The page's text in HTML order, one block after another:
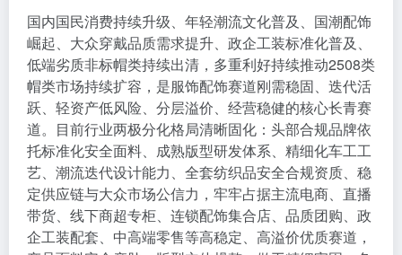
国内国民消费持续升级、年轻潮流文化普及、国潮配饰
崛起、大众穿戴品质需求提升、政企工装标准化普及、
低端劣质非标帽类持续出清，多重利好持续推动2508类
帽类市场持续扩容，是服饰配饰赛道刚需稳固、迭代活
跃、轻资产低风险、分层溢价、经营稳健的核心长青赛
道。目前行业两极分化格局清晰固化：头部合规品牌依
托标准化安全面料、成熟版型研发体系、精细化车工工
艺、潮流迭代设计能力、全套纺织品安全合规资质、稳
定供应链与大众市场公信力，牢牢占据主流电商、直播
带货、线下商超专柜、连锁配饰集合店、品质团购、政
企工装配套、中高端零售等高稳定、高溢价优质赛道，